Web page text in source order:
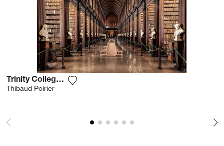
Trinity College Library 2
Thibaud Poirier